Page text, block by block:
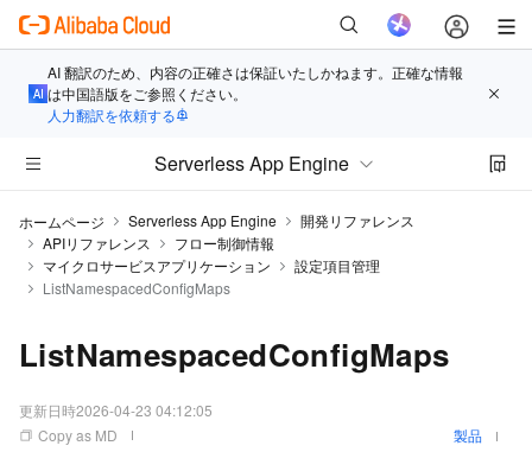
AI 翻訳のため、内容の正確さは保証いたしかねます。正確な情報
は中国語版をご参照ください。
人力翻訳を依頼する
Serverless App Engine
ホームページ Serverless App Engine
開発リファレンス
APIリファレンス
フロー制御情報
マイクロサービスアプリケーション
設定項目管理
ListNamespacedConfigMaps
ListNamespacedConfigMaps
更新日時2026-04-23 04:12:05
Copy as MD
製品